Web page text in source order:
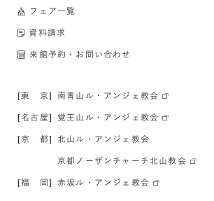
フェア一覧
資料請求
来館予約・お問い合わせ
[東 京] 南青山ル・アンジェ教会
[名古屋] 覚王山ル・アンジェ教会
[京 都] 北山ル・アンジェ教会
京都ノーザンチャーチ北山教会
[福 岡] 赤坂ル・アンジェ教会